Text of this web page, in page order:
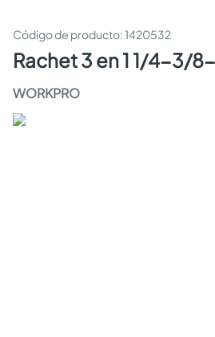
:1420532
rachet 3 en 1 1/4-3/
WORKPRO
sanitarios
comedor
pisos
armarios closet